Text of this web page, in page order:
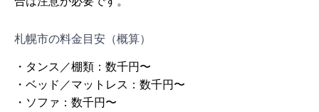
札幌市の料金目安（概算）
・タンス／棚類：数千円〜
・ベッド／マットレス：数千円〜
・ソファ：数千円〜